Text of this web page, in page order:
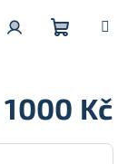
košík
Kč